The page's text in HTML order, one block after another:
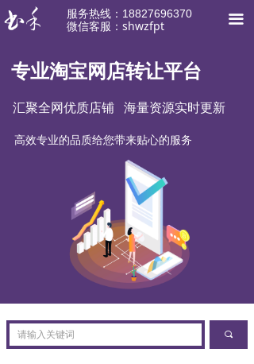
服务热线：18827696370
微信客服：shwzfpt 끀
产品展示
products
专业淘宝网店转让平台
汇聚全网优质店铺 海量资源实时更新
高效专业的品质给您带来贴心的服务
끠